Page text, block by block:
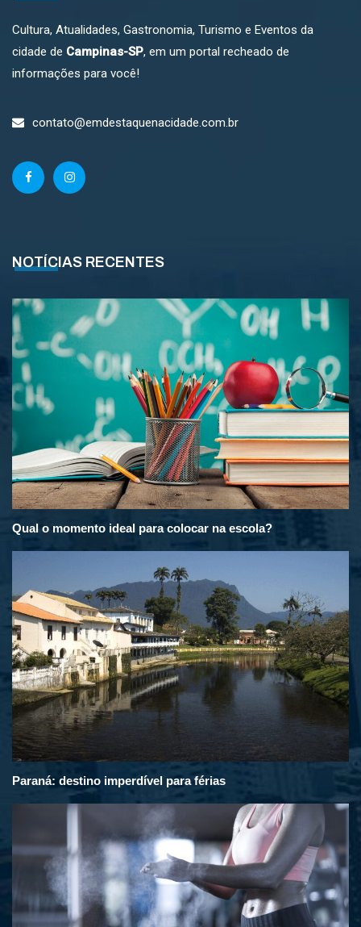
Cultura, Atualidades, Gastronomia, Turismo e Eventos da
cidade de Campinas-SP, em um portal recheado de
informações para você!
contato@emdestaquenacidade.com.br
NOTÍCIAS RECENTES
Qual o momento ideal para colocar na escola?
Paraná: destino imperdível para férias